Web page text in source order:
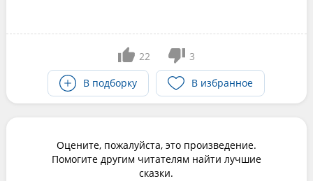
22
3
В подборку
В избранное
Оцените, пожалуйста, это произведение.
Помогите другим читателям найти лучшие
сказки.